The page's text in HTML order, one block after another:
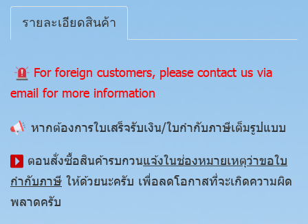
รายละเอียดสินค้า
For foreign customers, please contact us via
email for more information
หากต้องการใบเสร็จรับเงิน/ใบกำกับภาษีเต็มรูปแบบ
ตอนสั่งซื้อสินค้ารบกวนแจ้งในช่องหมายเหตุว่าขอใบ
กำกับภาษี ให้ด้วยนะครับ เพื่อลดโอกาสที่จะเกิดความผิด
พลาดครับ